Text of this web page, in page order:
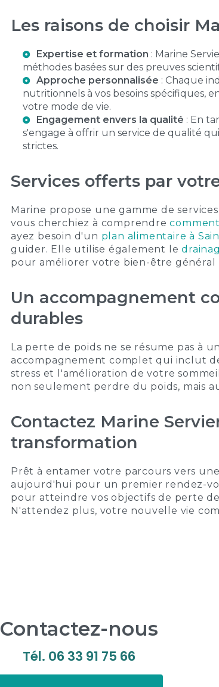
Les raisons de choisir
Expertise et formation : Marine
méthodes basées sur des preuves
Approche personnalisée : Chaque
nutritionnels à vos besoins spécifiques,
votre mode de vie.
Engagement envers la qualité : En
s'engage à offrir un service de qualité
strictes.
Services offerts par
Marine propose une gamme de
vous cherchiez à comprendre
ayez besoin d'un plan alimentaire à
guider. Elle utilise également le
pour améliorer votre bien-être général
Un accompagnement
durables
La perte de poids ne se résume pas à
accompagnement complet qui inclut
stress et l'amélioration de votre
non seulement perdre du poids, mais
Contactez Marine
transformation
Prêt à entamer votre parcours vers
aujourd'hui pour un premier rendez-
pour atteindre vos objectifs de perte
N'attendez plus, votre nouvelle vie
Contactez-nous
Tél. 06 33 91 75 66